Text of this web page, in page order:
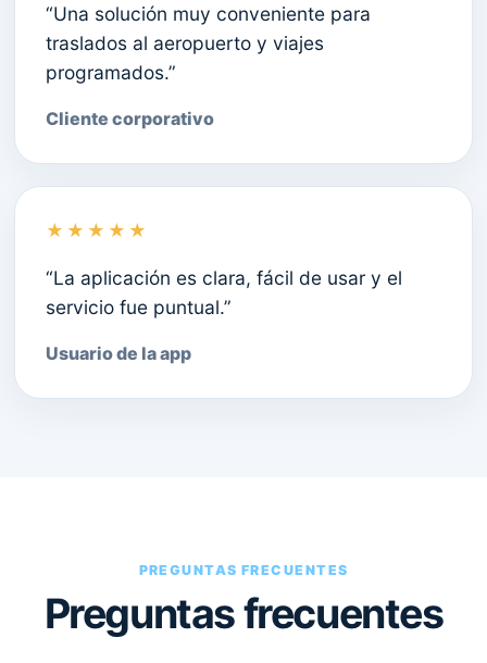
“Una solución muy conveniente para
traslados al aeropuerto y viajes
programados.”
Cliente corporativo
★★★★★
“La aplicación es clara, fácil de usar y el
servicio fue puntual.”
Usuario de la app
PREGUNTAS FRECUENTES
Preguntas frecuentes